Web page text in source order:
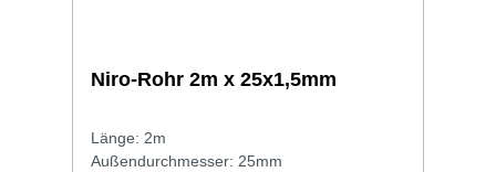
Niro-Rohr 2m x 25x1,5mm
Länge: 2m
Außendurchmesser: 25mm